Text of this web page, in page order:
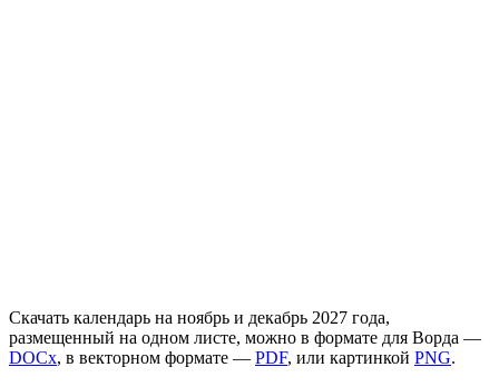
Скачать календарь на ноябрь и декабрь 2027 года,
размещенный на одном листе, можно в формате для Ворда —
DOCx, в векторном формате — PDF, или картинкой PNG.